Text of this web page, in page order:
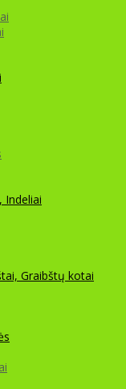
Indeliai
Graibštų kotai